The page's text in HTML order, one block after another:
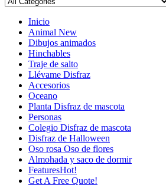
Inicio
Animal New
Dibujos animados
Hinchables
Traje de salto
Llévame Disfraz
Accesorios
Oceano
Planta Disfraz de mascota
Personas
Colegio Disfraz de mascota
Disfraz de Halloween
Oso rosa Oso de flores
Almohada y saco de dormir
FeaturesHot!
Get A Free Quote!